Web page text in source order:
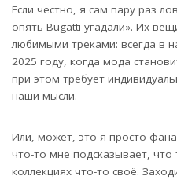
Если честно, я сам пару раз
опять Bugatti угадали». Их
любимыми треками: всегда в
2025 году, когда мода
при этом требует
наши мысли.
Или, может, это я просто
что-то мне подсказывает,
коллекциях что-то своё.